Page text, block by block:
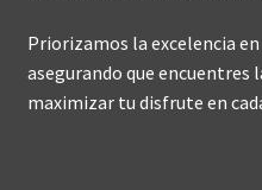
Priorizamos la excelencia
asegurando que
maximizar tu disfrute en